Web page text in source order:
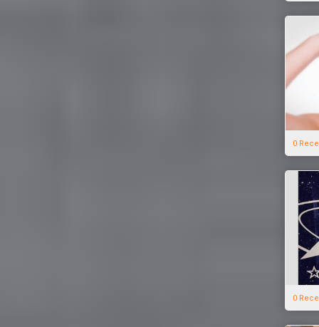
0
0